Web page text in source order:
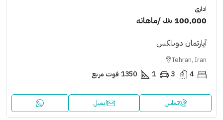
اداری
100,000 ﷼
/ماهانه
آپارتمان دوبلکس
Tehran, Iran
4
3
1
1350 فوت مربع
تماس ایمیل